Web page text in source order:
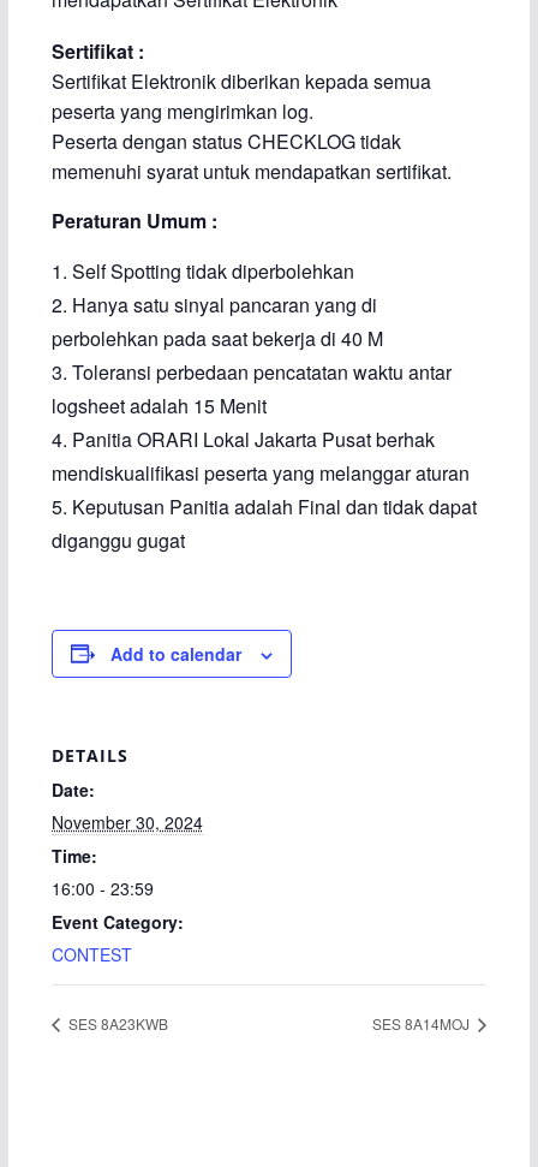
Sertifikat :
Sertifikat Elektronik diberikan kepada semua
peserta yang mengirimkan log.
Peserta dengan status CHECKLOG tidak
memenuhi syarat untuk mendapatkan sertifikat.
Peraturan Umum :
Self Spotting tidak diperbolehkan
Hanya satu sinyal pancaran yang di
perbolehkan pada saat bekerja di 40 M
Toleransi perbedaan pencatatan waktu antar
logsheet adalah 15 Menit
Panitia ORARI Lokal Jakarta Pusat berhak
mendiskualifikasi peserta yang melanggar aturan
Keputusan Panitia adalah Final dan tidak dapat
diganggu gugat
Add to calendar
DETAILS
Date:
November 30, 2024
Time:
16:00 - 23:59
Event Category:
CONTEST
SES 8A23KWB SES 8A14MOJ